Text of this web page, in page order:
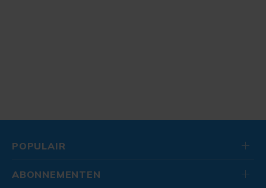
POPULAIR
ABONNEMENTEN